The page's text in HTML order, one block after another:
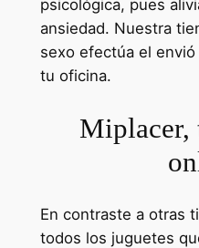
psicológica, pues
ansiedad. Nuestra
sexo efectúa el
tu oficina.
Miplacer,
En contraste a otras
todos los juguetes